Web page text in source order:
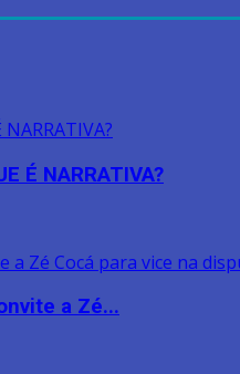
É NARRATIVA?
a Zé...